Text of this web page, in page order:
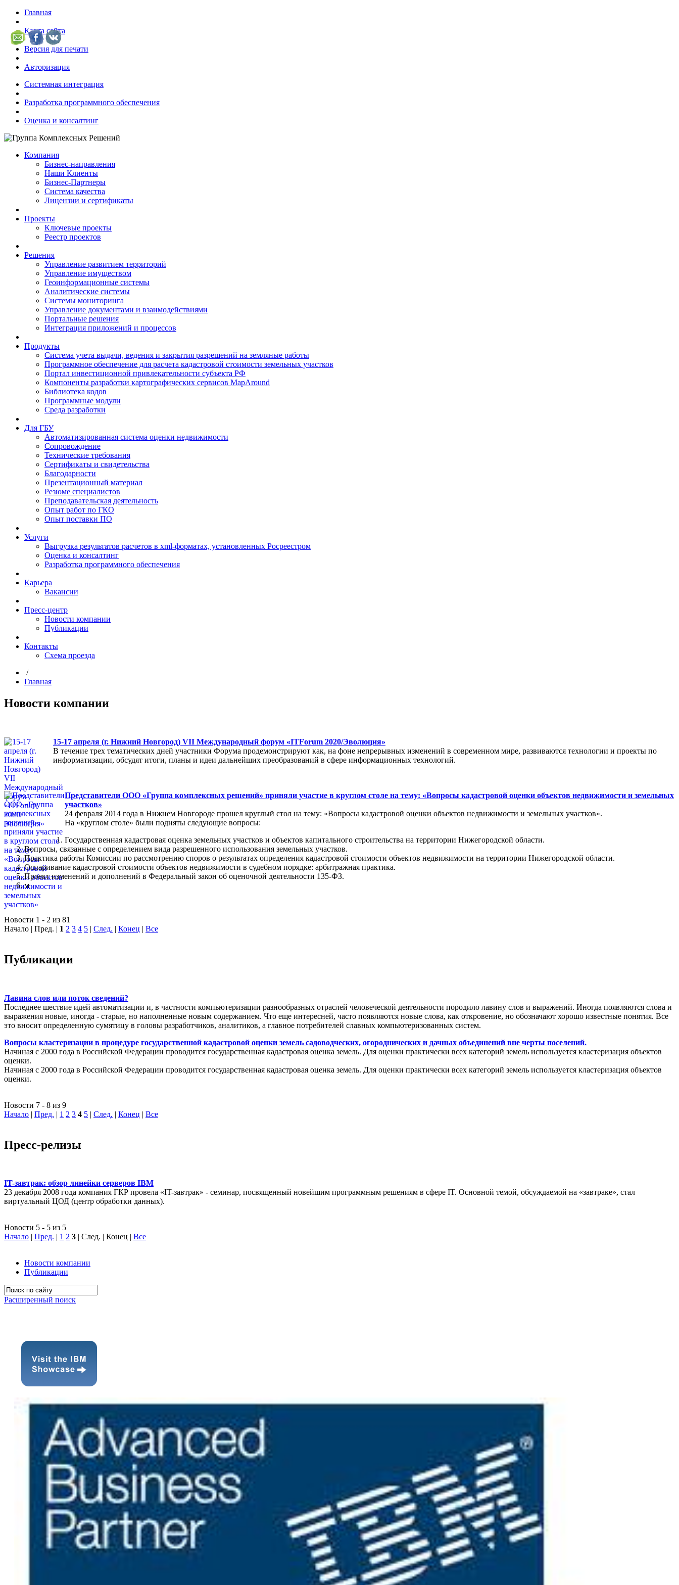
Главная
Карта сайта
Версия для печати
Авторизация
Системная интеграция
Разработка программного обеспечения
Оценка и консалтинг
Компания
Бизнес-направления
Наши Клиенты
Бизнес-Партнеры
Система качества
Лицензии и сертификаты
Проекты
Ключевые проекты
Реестр проектов
Решения
Управление развитием территорий
Управление имуществом
Геоинформационные системы
Аналитические системы
Системы мониторинга
Управление документами и взаимодействиями
Портальные решения
Интеграция приложений и процессов
Продукты
Система учета выдачи, ведения и закрытия разрешений на земляные работы
Программное обеспечение для расчета кадастровой стоимости земельных участков
Портал инвестиционной привлекательности субъекта РФ
Компоненты разработки картографических сервисов MapAround
Библиотека кодов
Программные модули
Среда разработки
Для ГБУ
Автоматизированная система оценки недвижимости
Сопровождение
Технические требования
Сертификаты и свидетельства
Благодарности
Презентационный материал
Резюме специалистов
Преподавательская деятельность
Опыт работ по ГКО
Опыт поставки ПО
Услуги
Выгрузка результатов расчетов в xml-форматах, установленных Росреестром
Оценка и консалтинг
Разработка программного обеспечения
Карьера
Вакансии
Пресс-центр
Новости компании
Публикации
Контакты
Схема проезда
/
Главная
Новости компании
15-17 апреля (г. Нижний Новгород) VII Международный форум «ITForum 2020/Эволюция»
В течение трех тематических дней участники Форума продемонстрируют как, на фоне непрерывных изменений в современном мире, развиваются технологии и проекты по
информатизации, обсудят итоги, планы и идеи дальнейших преобразований в сфере информационных технологий.
Представители ООО «Группа комплексных решений» приняли участие в круглом столе на тему: «Вопросы кадастровой оценки объектов недвижимости и земельных
участков»
24 февраля 2014 года в Нижнем Новгороде прошел круглый стол на тему: «Вопросы кадастровой оценки объектов недвижимости и земельных участков».
На «круглом столе» были подняты следующие вопросы:
Государственная кадастровая оценка земельных участков и объектов капитального строительства на территории Нижегородской области.
Вопросы, связанные с определением вида разрешенного использования земельных участков.
Практика работы Комиссии по рассмотрению споров о результатах определения кадастровой стоимости объектов недвижимости на территории Нижегородской области.
Оспаривание кадастровой стоимости объектов недвижимости в судебном порядке: арбитражная практика.
Проект изменений и дополнений в Федеральный закон об оценочной деятельности 135-ФЗ.
м
Новости 1 - 2 из 81
Начало | Пред. | 1 2 3 4 5 | След. | Конец | Все
Публикации
Лавина слов или поток сведений?
Последнее шествие идей автоматизации и, в частности компьютеризации разнообразных отраслей человеческой деятельности породило лавину слов и выражений. Иногда появляются слова и
выражения новые, иногда - старые, но наполненные новым содержанием. Что еще интересней, часто появляются новые слова, как откровение, но обозначают хорошо известные понятия. Все
это вносит определенную сумятицу в головы разработчиков, аналитиков, а главное потребителей славных компьютеризованных систем.
Вопросы кластеризации в процедуре государственной кадастровой оценки земель садоводческих, огороднических и дачных объединений вне черты поселений.
Начиная с 2000 года в Российской Федерации проводится государственная кадастровая оценка земель. Для оценки практически всех категорий земель используется кластеризация объектов
оценки.
Начиная с 2000 года в Российской Федерации проводится государственная кадастровая оценка земель. Для оценки практически всех категорий земель используется кластеризация объектов
оценки.
Новости 7 - 8 из 9
Начало | Пред. | 1 2 3 4 5 | След. | Конец | Все
Пресс-релизы
IT-завтрак: обзор линейки серверов IBM
23 декабря 2008 года компания ГКР провела «IT-завтрак» - семинар, посвященный новейшим программным решениям в сфере IT. Основной темой, обсуждаемой на «завтраке», стал
виртуальный ЦОД (центр обработки данных).
Новости 5 - 5 из 5
Начало | Пред. | 1 2 3 | След. | Конец | Все
Новости компании
Публикации
Расширенный поиск